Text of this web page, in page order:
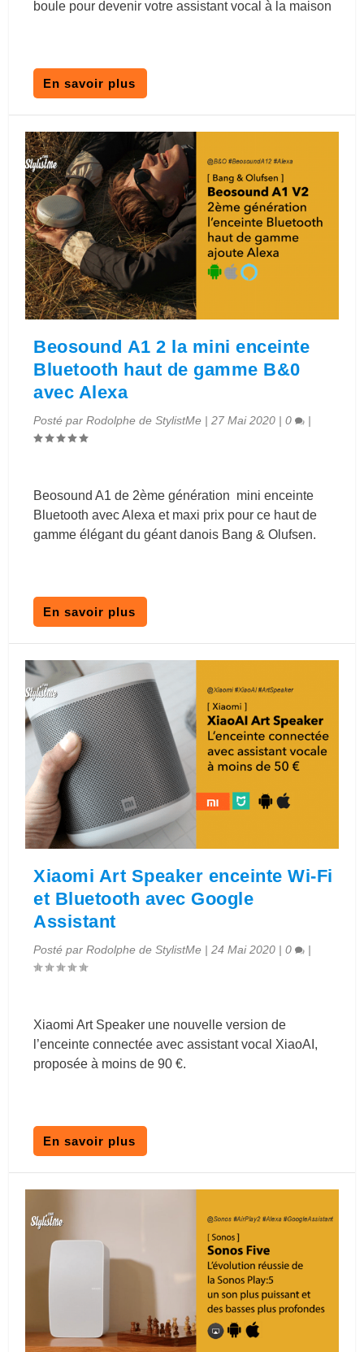
boule pour devenir votre assistant vocal à la maison
En savoir plus
Beosound A1 2 la mini enceinte
Bluetooth haut de gamme B&0
avec Alexa
Posté parRodolphe de StylistMe |27 Mai 2020 |0 |
Beosound A1 de 2ème génération mini enceinte
Bluetooth avec Alexa et maxi prix pour ce haut de
gamme élégant du géant danois Bang & Olufsen.
En savoir plus
Xiaomi Art Speaker enceinte Wi-Fi
et Bluetooth avec Google
Assistant
Posté parRodolphe de StylistMe |24 Mai 2020 |0 |
Xiaomi Art Speaker une nouvelle version de
l’enceinte connectée avec assistant vocal XiaoAI,
proposée à moins de 90 €.
En savoir plus